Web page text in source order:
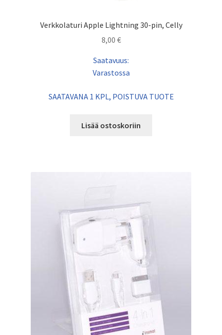
Verkkolaturi Apple Lightning 30-pin, Celly
8,00 €
Saatavuus:
Varastossa
SAATAVANA 1 KPL, POISTUVA TUOTE
Lisää ostoskoriin